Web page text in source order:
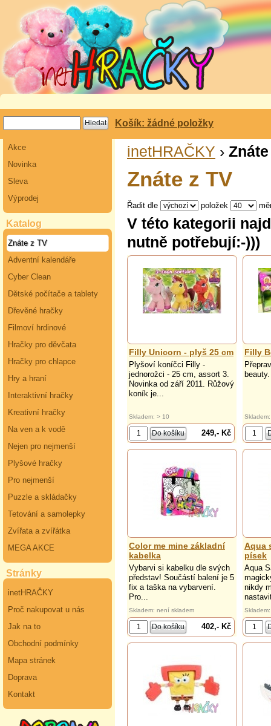
Košík: žádné položky
Akce
Novinka
Sleva
Výprodej
Katalog
Znáte z TV
Adventní kalendáře
Cyber Clean
Dětské počítače a tablety
Dřevěné hračky
Filmoví hrdinové
Hračky pro děvčata
Hračky pro chlapce
Hry a hraní
Interaktivní hračky
Kreativní hračky
Na ven a k vodě
Nejen pro nejmenší
Plyšové hračky
Pro nejmenší
Puzzle a skládačky
Tetování a samolepky
Zvířata a zvířátka
MEGA AKCE
Stránky
inetHRAČKY
Proč nakupovat u nás
Jak na to
Obchodní podmínky
Mapa stránek
Doprava
Kontakt
inetHRAČKY ›
Znáte z TV
Řadit dle položek
V této kategorii
nutně potřebují:-)))
Filly Unicorn - plyš 25 cm
Plyšoví koníčci Filly -
jednorožci - 25 cm, assort 3.
Novinka od září 2011. Růžový
koník je...
Skladem: > 10
249,- Kč
Filly
Color me mine základní
kabelka
Vybarvi si kabelku dle svých
představ! Součástí balení je 5
fix a taška na vybarvení.
Pro...
Skladem: není skladem
402,- Kč
Aqua
písek
Aqua
nikdy